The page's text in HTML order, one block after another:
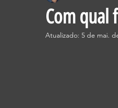
Com qual
Atualizado: 5 de mai.